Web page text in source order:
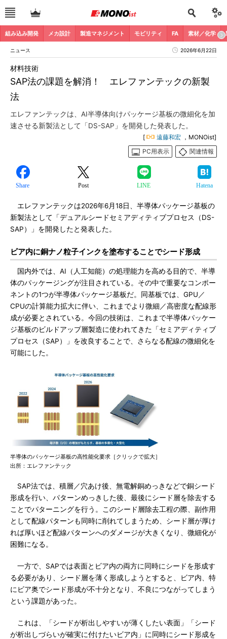
組み込み開発 メカ設計 製造マネジメント モビリティ FA 素材／化学
ニュース 2026年6月22日
SAP法の課題を解消！ エレファンテックの新製
法
材料技術
エレファンテックは、AI半導体向けパッケージ基板の微細化を加
速させる新製法として「DS-SAP」を開発した発表した。
[ 遠藤和宏 ，MONOist]
PC用表示
関連情報
Share Post LINE Hatena
エレファンテックは2026年6月18日、半導体パッケージ基板の
新製法として「デュアルシードセミアディティブプロセス（DS-
SAP）」を開発したと発表した。
ビア内に銅ナノ粒子インクを塗布することでシード形成
国内外では、AI（人工知能）の処理能力を高める目的で、半導
体のパッケージングが注目されている。その中で重要なコンポー
ネントの1つが半導体パッケージ基板だ。同基板では、GPU／
CPUの計算能力拡大に伴い、これまでより微細／高密度な配線形
成が必要とされている。今回の技術は、これまで半導体パッケー
ジ基板のビルドアップ層製造に使われてきた「セミアディティブ
プロセス（SAP）」を改良することで、さらなる配線の微細化を
可能にした。
半導体のパッケージ基板の高性能化要求［クリックで拡大］
出所：エレファンテック
SAP法では、積層／穴あけ後、無電解銅めっきなどで銅シード
形成を行い、パターンめっきした後、最後にシード層を除去する
ことでパターニングを行う。このシード層除去工程の際、副作用
として配線パターンも同時に削れてしまうため、シード層が厚け
れば厚いほど配線パターンへのダメージが大きくなり、微細化が
困難になる。
一方で、SAPでは表面とビア内の両方に同時にシードを形成す
る必要があり、シード層を薄く形成しようとすると、ビア内、特
にビア奥でシード形成が不十分となり、不良につながってしまう
という課題があった。
これは、「シードが析出しやすいが薄くしたい表面」「シード
が析出しづらいが確実に付けたいビア内」に同時にシード形成を